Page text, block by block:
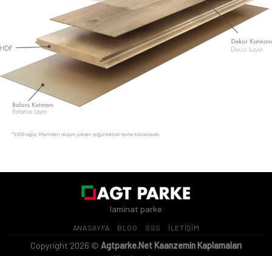
laminat parke
ANASAYFA BLOG SSS İLETİŞİM
Copyright 2026 © Agtparke.Net Kaanzemin Kaplamaları